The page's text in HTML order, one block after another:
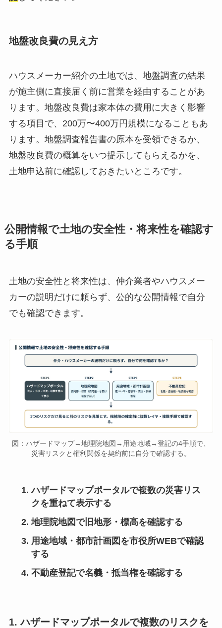
地盤改良費の見え方
ハウスメーカー紹介の土地では、地盤調査の結果
が施主側に直接届く前に営業を経由することがあ
ります。地盤改良費は家本体の費用に大きく影響
する項目で、200万〜400万円規模になることもあ
ります。地盤調査報告書の原本を受領できるか、
地盤改良費の概算をいつ提示してもらえるかを、
土地申込前に確認しておきたいところです。
公開情報で土地の安全性・将来性を確認す
る手順
土地の安全性と将来性は、仲介業者やハウスメー
カーの説明だけに頼らず、公的な公開情報で自分
でも確認できます。
図：ハザードマップ→地理院地図→用途地域→登記の4手順で、
災害リスクと権利関係を契約前に自分で確認する。
ハザードマップポータルで複数の災害リス
クを重ねて表示する
地理院地図で旧地形・標高を確認する
用途地域・都市計画図を市役所WEBで確認
する
不動産登記で名義・抵当権を確認する
1. ハザードマップポータルで複数のリスクを